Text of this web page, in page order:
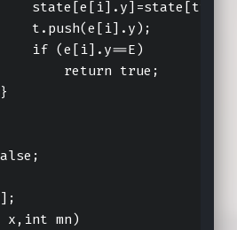
t.push(e[i].y);
if (e[i].y==E)
return true;
mn)